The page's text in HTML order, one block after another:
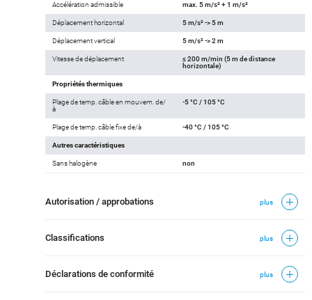
Accélération admissible max. 5 m/s² + 1 m/s²
Déplacement horizontal 5 m/s² -> 5 m
Déplacement vertical 5 m/s² -> 2 m
Vitesse de déplacement
≤ 200 m/min (5 m de distance
horizontale)
Propriétés thermiques
Plage de temp. câble en mouvem. de/
à
-5 °C / 105 °C
Plage de temp. câble fixe de/à -40 °C / 105 °C
Autres caractéristiques
Sans halogène non
Autorisation / approbations plus
Classifications plus
Déclarations de conformité plus